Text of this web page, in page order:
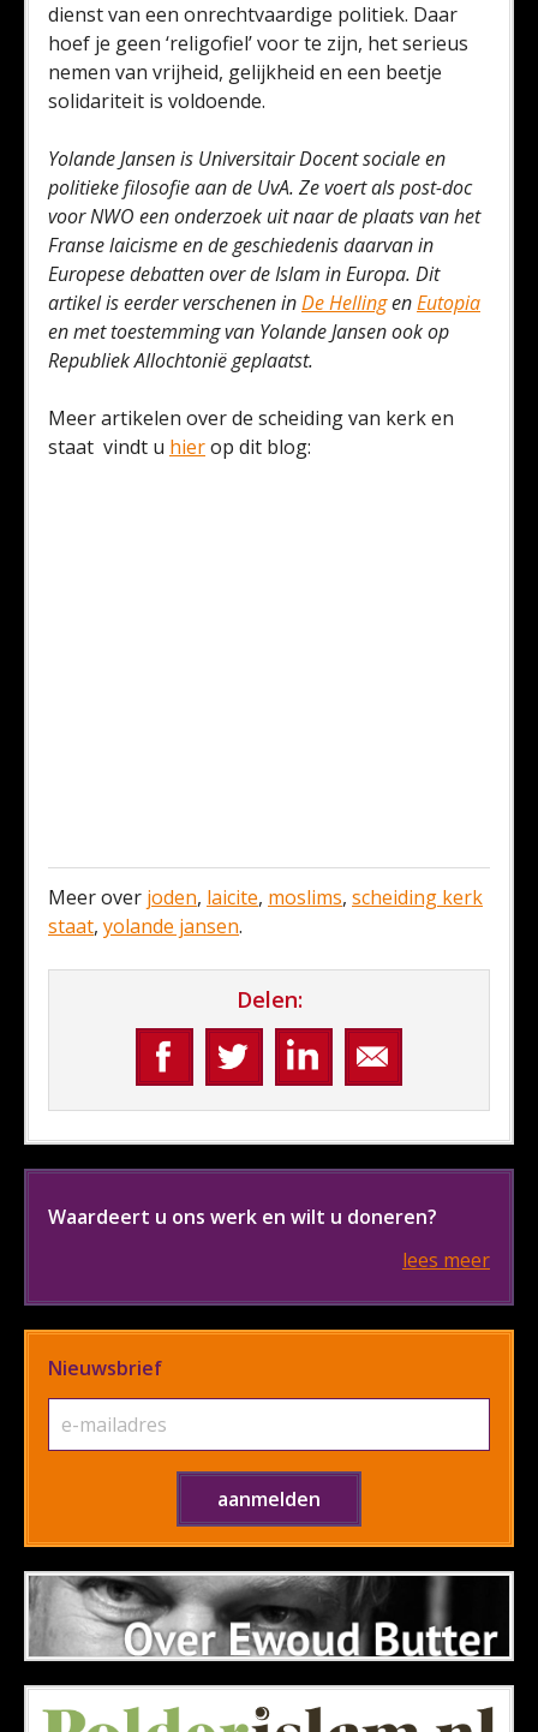
dienst van een onrechtvaardige politiek. Daar
hoef je geen ‘religofiel’ voor te zijn, het serieus
nemen van vrijheid, gelijkheid en een beetje
solidariteit is voldoende.
Yolande Jansen is Universitair Docent sociale en
politieke filosofie aan de UvA. Ze voert als post-doc
voor NWO een onderzoek uit naar de plaats van het
Franse laicisme en de geschiedenis daarvan in
Europese debatten over de Islam in Europa. Dit
artikel is eerder verschenen inDe HellingenEutopia
en met toestemming van Yolande Jansen ook op
Republiek Allochtonië geplaatst.
Meer artikelen over de scheiding van kerk en
staat vindt u hierop dit blog:
Meer over joden, laicite, moslims, scheiding kerk
staat, yolande jansen.
Delen:
Waardeert u ons werk en wilt u doneren?
lees meer
Nieuwsbrief